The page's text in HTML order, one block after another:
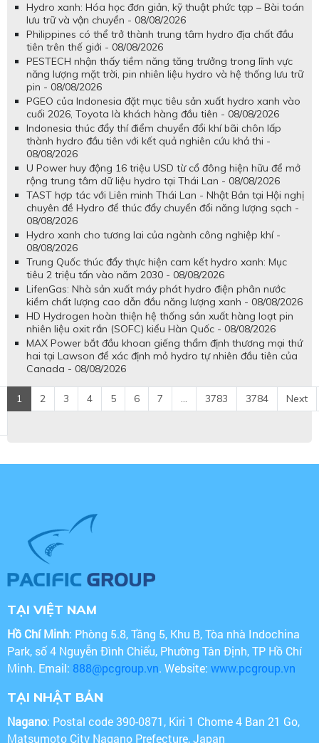
Hydro xanh: Hóa học đơn giản, kỹ thuật phức tạp – Bài toán
lưu trữ và vận chuyển - 08/08/2026
Philippines có thể trở thành trung tâm hydro địa chất đầu
tiên trên thế giới - 08/08/2026
PESTECH nhận thấy tiềm năng tăng trưởng trong lĩnh vực
năng lượng mặt trời, pin nhiên liệu hydro và hệ thống lưu trữ
pin - 08/08/2026
PGEO của Indonesia đặt mục tiêu sản xuất hydro xanh vào
cuối 2026, Toyota là khách hàng đầu tiên - 08/08/2026
Indonesia thúc đẩy thí điểm chuyển đổi khí bãi chôn lấp
thành hydro đầu tiên với kết quả nghiên cứu khả thi -
08/08/2026
U Power huy động 16 triệu USD từ cổ đông hiện hữu để mở
rộng trung tâm dữ liệu hydro tại Thái Lan - 08/08/2026
TAST hợp tác với Liên minh Thái Lan - Nhật Bản tại Hội nghị
chuyên đề Hydro để thúc đẩy chuyển đổi năng lượng sạch -
08/08/2026
Hydro xanh cho tương lai của ngành công nghiệp khí -
08/08/2026
Trung Quốc thúc đẩy thực hiện cam kết hydro xanh: Mục
tiêu 2 triệu tấn vào năm 2030 - 08/08/2026
LifenGas: Nhà sản xuất máy phát hydro điện phân nước
kiềm chất lượng cao dẫn đầu năng lượng xanh - 08/08/2026
HD Hydrogen hoàn thiện hệ thống sản xuất hàng loạt pin
nhiên liệu oxit rắn (SOFC) kiểu Hàn Quốc - 08/08/2026
MAX Power bắt đầu khoan giếng thẩm định thương mại thứ
hai tại Lawson để xác định mỏ hydro tự nhiên đầu tiên của
Canada - 08/08/2026
1 2 3 4 5 6 7 ... 3783 3784 Next
TẠI VIỆT NAM
Hồ Chí Minh: Phòng 5.8, Tầng 5, Khu B, Tòa nhà Indochina
Park, số 4 Nguyễn Đình Chiểu, Phường Tân Định, TP Hồ Chí
Minh. Email: 888@pcgroup.vn. Website: www.pcgroup.vn
TẠI NHẬT BẢN
Nagano: Postal code 390-0871, Kiri 1 Chome 4 Ban 21 Go,
Matsumoto City Nagano Prefecture, Japan